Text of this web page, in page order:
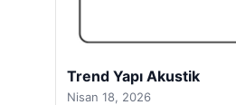
Trend Yapı Akustik
Nisan 18, 2026